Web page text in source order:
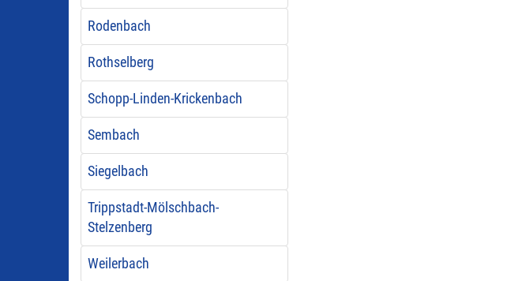
Rodenbach
Rothselberg
Schopp-Linden-Krickenbach
Sembach
Siegelbach
Trippstadt-Mölschbach-
Stelzenberg
Weilerbach